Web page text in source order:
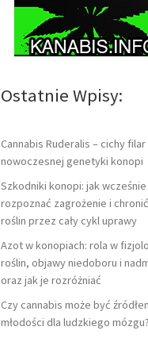
Ostatnie Wpisy:
Cannabis Ruderalis – cichy filar
nowoczesnej genetyki konopi
Szkodniki konopi: jak wcześnie
rozpoznać zagrożenie i
roślin przez cały cykl uprawy
Azot w konopiach: rola w
roślin, objawy niedoboru i
oraz jak je rozróżniać
Czy cannabis może być
młodości dla ludzkiego mózgu?